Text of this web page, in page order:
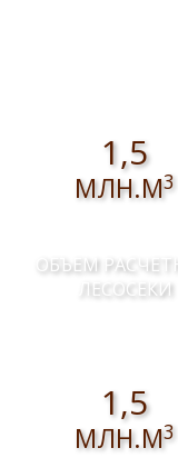
1,5
МЛН.М3
ОБЪЕМ
ЛЕСОСЕКИ
1,5
МЛН.М3